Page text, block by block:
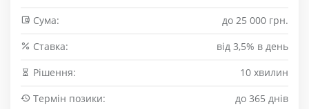
Сума:
до 25 000 грн.
Cтавка:
від 3,5% в день
Рішення:
10 хвилин
Термін позики:
до 365 днів